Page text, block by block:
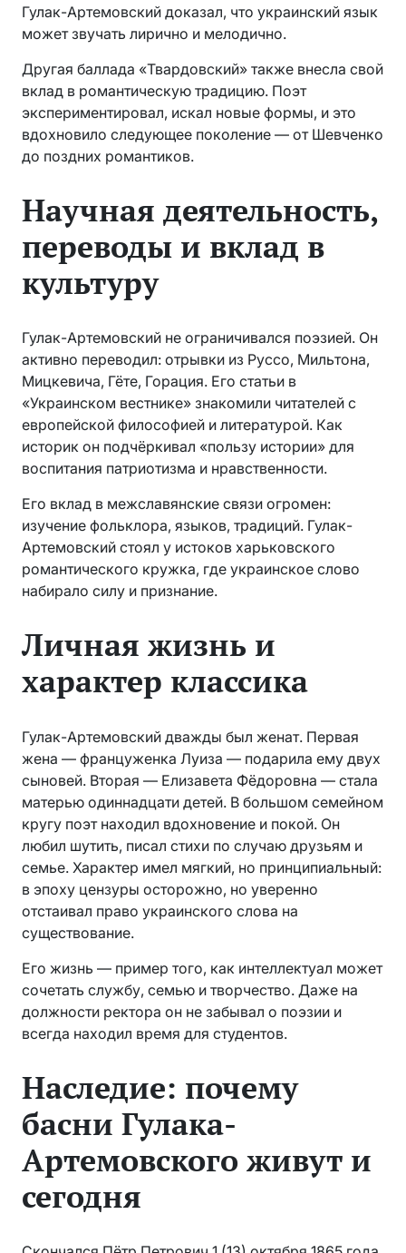
Гулак-Артемовский доказал, что украинский язык
может звучать лирично и мелодично.
Другая баллада «Твардовский» также внесла свой
вклад в романтическую традицию. Поэт
экспериментировал, искал новые формы, и это
вдохновило следующее поколение — от Шевченко
до поздних романтиков.
Научная деятельность,
переводы и вклад в
культуру
Гулак-Артемовский не ограничивался поэзией. Он
активно переводил: отрывки из Руссо, Мильтона,
Мицкевича, Гёте, Горация. Его статьи в
«Украинском вестнике» знакомили читателей с
европейской философией и литературой. Как
историк он подчёркивал «пользу истории» для
воспитания патриотизма и нравственности.
Его вклад в межславянские связи огромен:
изучение фольклора, языков, традиций. Гулак-
Артемовский стоял у истоков харьковского
романтического кружка, где украинское слово
набирало силу и признание.
Личная жизнь и
характер классика
Гулак-Артемовский дважды был женат. Первая
жена — француженка Луиза — подарила ему двух
сыновей. Вторая — Елизавета Фёдоровна — стала
матерью одиннадцати детей. В большом семейном
кругу поэт находил вдохновение и покой. Он
любил шутить, писал стихи по случаю друзьям и
семье. Характер имел мягкий, но принципиальный:
в эпоху цензуры осторожно, но уверенно
отстаивал право украинского слова на
существование.
Его жизнь — пример того, как интеллектуал может
сочетать службу, семью и творчество. Даже на
должности ректора он не забывал о поэзии и
всегда находил время для студентов.
Наследие: почему
басни Гулака-
Артемовского живут и
сегодня